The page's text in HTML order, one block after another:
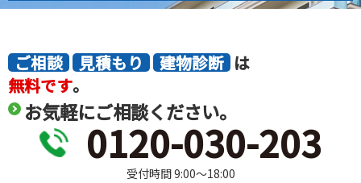
ご相談 見積もり 建物診断 は
無料です。
お気軽にご相談ください。
0120-030-203
受付時間 9:00～18:00